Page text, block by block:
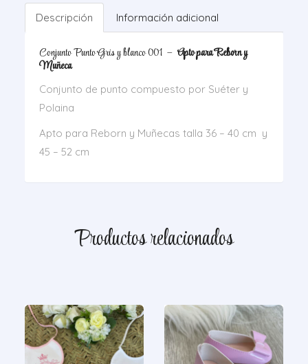
Descripción Información adicional
Conjunto Punto Gris y blanco 001 – Apto para Reborn y
Muñeca
Conjunto de punto compuesto por Suéter y
Polaina
Apto para Reborn y Muñecas talla 36 – 40 cm y
45 – 52 cm
Productos relacionados